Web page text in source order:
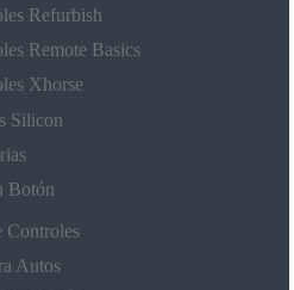
Refurbish
Remote Basics
Xhorse
Silicon
Botón
Controles
Autos